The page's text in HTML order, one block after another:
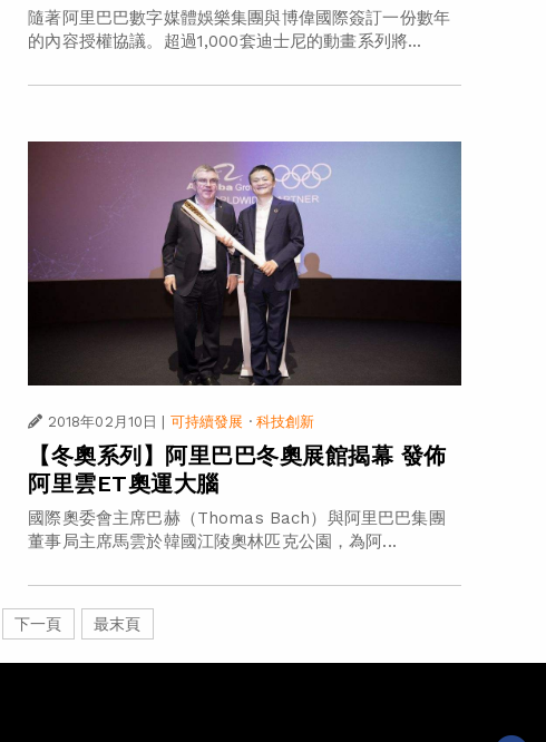
隨著阿里巴巴數字媒體娛樂集團與博偉國際簽訂一份數年
的內容授權協議。超過1,000套迪士尼的動畫系列將...
2018年02月10日 | 可持續發展 · 科技創新
【冬奧系列】阿里巴巴冬奧展館揭幕 發佈
阿里雲ET奧運大腦
國際奧委會主席巴赫（Thomas Bach）與阿里巴巴集團
董事局主席馬雲於韓國江陵奧林匹克公園，為阿...
下一頁 最末頁